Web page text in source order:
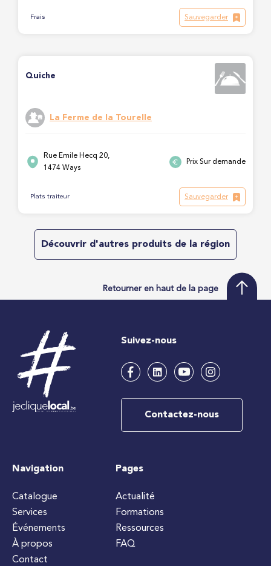
Frais Sauvegarder
Quiche
La Ferme de la Tourelle
Rue Emile Hecq 20,
1474 Ways
Prix Sur demande
Plats traiteur Sauvegarder
Découvrir d'autres produits de la région
Retourner en haut de la page
Suivez-nous
Contactez-nous
Navigation
Catalogue
Services
Événements
À propos
Contact
Pages
Actualité
Formations
Ressources
FAQ